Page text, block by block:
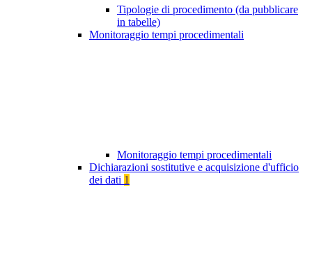
Tipologie di procedimento (da pubblicare
in tabelle)
Monitoraggio tempi procedimentali
Monitoraggio tempi procedimentali
Dichiarazioni sostitutive e acquisizione d'ufficio
dei dati 1